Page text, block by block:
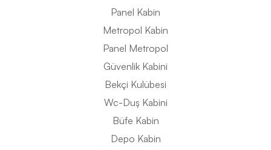
Panel Kabin
Metropol Kabin
Panel Metropol
Güvenlik Kabini
Bekçi Kulübesi
Wc-Duş Kabini
Büfe Kabin
Depo Kabin